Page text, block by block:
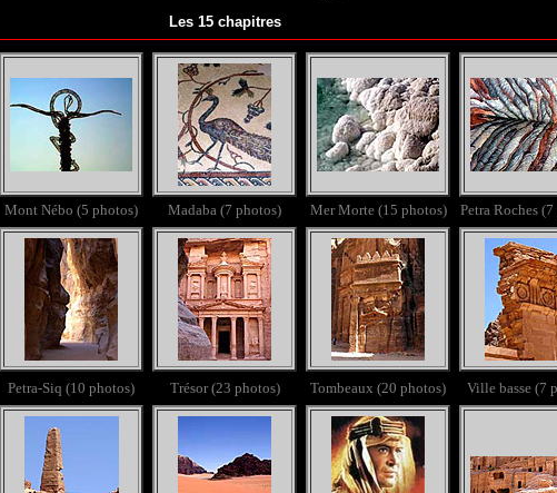
Les15 chapitres
Mont Nébo (5 photos) Madaba (7 photos) Mer Morte (15 photos) Petra Roches
Petra-Siq (10 photos) Trésor (23 photos) Tombeaux (20 photos) Ville basse (7